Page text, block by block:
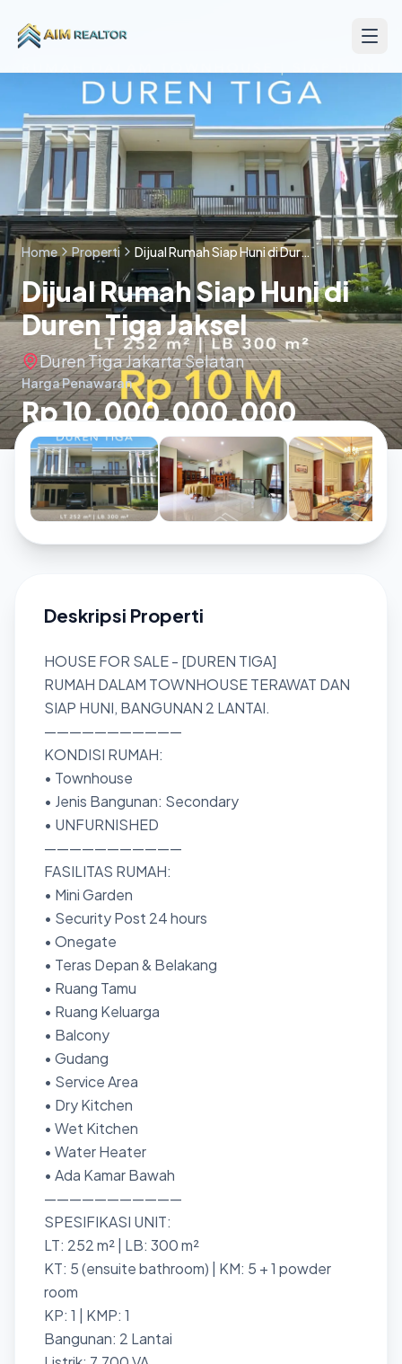
Home Properti Dijual Rumah Siap Huni di Duren Tiga Jaksel
Dijual Rumah Siap Huni di
Duren Tiga Jaksel
Duren Tiga Jakarta Selatan
Harga Penawaran
Rp 10.000.000.000
Deskripsi Properti
HOUSE FOR SALE - [DUREN TIGA]
RUMAH DALAM TOWNHOUSE TERAWAT DAN
SIAP HUNI, BANGUNAN 2 LANTAI.
———————————
KONDISI RUMAH:
• Townhouse
• Jenis Bangunan: Secondary
• UNFURNISHED
———————————
FASILITAS RUMAH:
• Mini Garden
• Security Post 24 hours
• Onegate
• Teras Depan & Belakang
• Ruang Tamu
• Ruang Keluarga
• ⁠Balcony
• ⁠Gudang
• ⁠Service Area
• ⁠Dry Kitchen
• Wet Kitchen
• Water Heater
• ⁠Ada Kamar Bawah
———————————
SPESIFIKASI UNIT:
LT: 252 m² | LB: 300 m²
KT: 5 (ensuite bathroom) | KM: 5 + 1 powder
room
KP: 1 | KMP: 1
Bangunan: 2 Lantai